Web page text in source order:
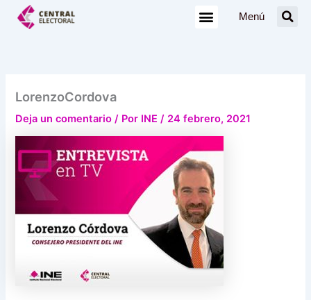
Menú
LorenzoCordova
Deja un comentario / Por INE/ 24 febrero, 2021